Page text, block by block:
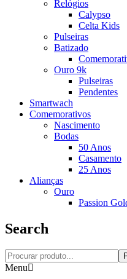
Relógios
Calypso
Celta Kids
Pulseiras
Batizado
Ouro 9k
Pulseiras
Pendentes
Smartwach
Comemorativos
Nascimento
Bodas
50 Anos
Casamento
25 Anos
Alianças
Ouro
Passion
Search
Menu